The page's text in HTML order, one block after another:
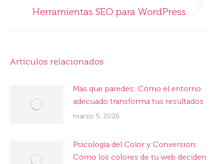
Publicación
Herramientas SEO para WordPress
Artículos relacionados
Más que paredes: Cómo el entorno
adecuado transforma tus resultados
marzo 5, 2026
Psicología del Color y Conversión:
Cómo los colores de tu web deciden